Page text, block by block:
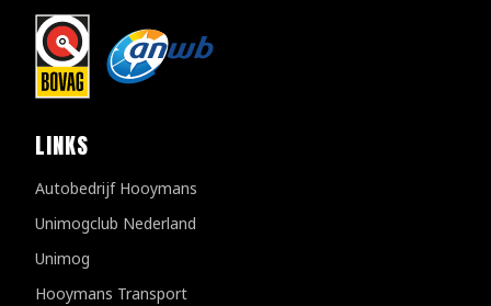
LINKS
Autobedrijf Hooymans
Unimogclub Nederland
Unimog
Hooymans Transport